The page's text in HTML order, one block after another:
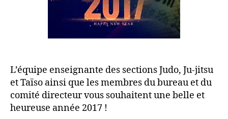
L’équipe enseignante des sections Judo, Ju-jitsu
et Taïso ainsi que les membres du bureau et du
comité directeur vous souhaitent une belle et
heureuse année 2017 !